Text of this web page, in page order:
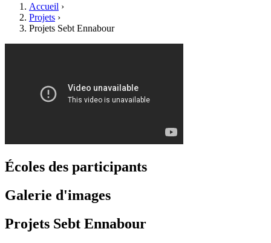
Accueil ›
Projets ›
Projets Sebt Ennabour
Écoles des participants
Galerie d'images
Projets Sebt Ennabour